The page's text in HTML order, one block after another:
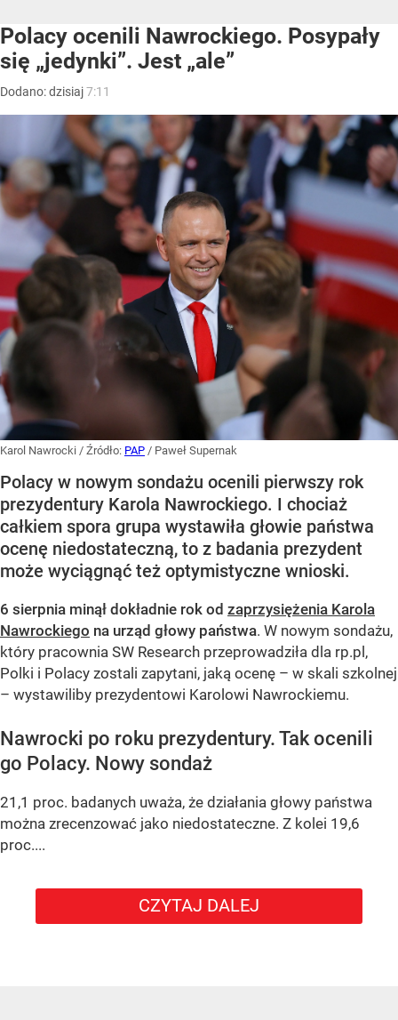
Polacy ocenili Nawrockiego. Posypały
się „jedynki”. Jest „ale”
Dodano:dzisiaj7:11
Karol Nawrocki / Źródło: PAP / Paweł Supernak
Polacy w nowym sondażu ocenili pierwszy rok
prezydentury Karola Nawrockiego. I chociaż
całkiem spora grupa wystawiła głowie państwa
ocenę niedostateczną, to z badania prezydent
może wyciągnąć też optymistyczne wnioski.
6 sierpnia minął dokładnie rok od zaprzysiężenia Karola
Nawrockiego na urząd głowy państwa. W nowym sondażu,
który pracownia SW Research przeprowadziła dla rp.pl,
Polki i Polacy zostali zapytani, jaką ocenę – w skali szkolnej
– wystawiliby prezydentowi Karolowi Nawrockiemu.
Nawrocki po roku prezydentury. Tak ocenili
go Polacy. Nowy sondaż
21,1 proc. badanych uważa, że działania głowy państwa
można zrecenzować jako niedostateczne. Z kolei 19,6
proc....
CZYTAJ DALEJ